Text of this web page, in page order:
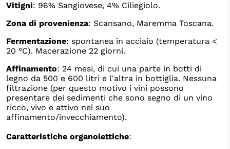
Vitigni: 96% Sangiovese, 4% Ciliegiolo.
Zona di provenienza: Scansano, Maremma Toscana.
Fermentazione: spontanea in acciaio (temperatura <
20 °C). Macerazione 22 giorni.
Affinamento: 24 mesi, di cui una parte in botti di
legno da 500 e 600 litri e l'altra in bottiglia. Nessuna
filtrazione (per questo motivo i vini possono
presentare dei sedimenti che sono segno di un vino
ricco, vivo e attivo nel suo
affinamento/invecchiamento).
Caratteristiche organolettiche: